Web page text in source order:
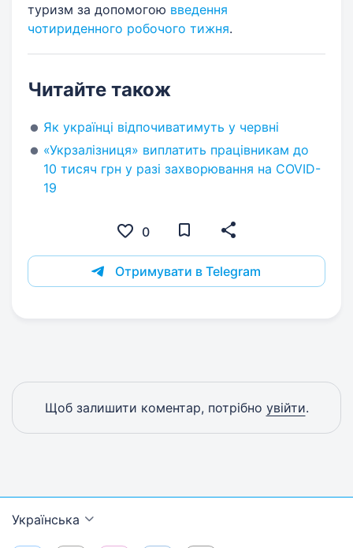
туризм за допомогою введення
чотириденного робочого тижня.
Читайте також
Як українці відпочиватимуть у червні
«Укрзалізниця» виплатить працівникам до
10 тисяч грн у разі захворювання на COVID-
19
0
Отримувати в Telegram
Щоб залишити коментар, потрібно увійти.
Українська